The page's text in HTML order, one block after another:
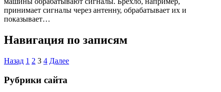
принимает сигналы через антенну, обрабатывает их и
показывает…
Навигация по записям
Назад 1 2 3 4 Далее
Рубрики сайта